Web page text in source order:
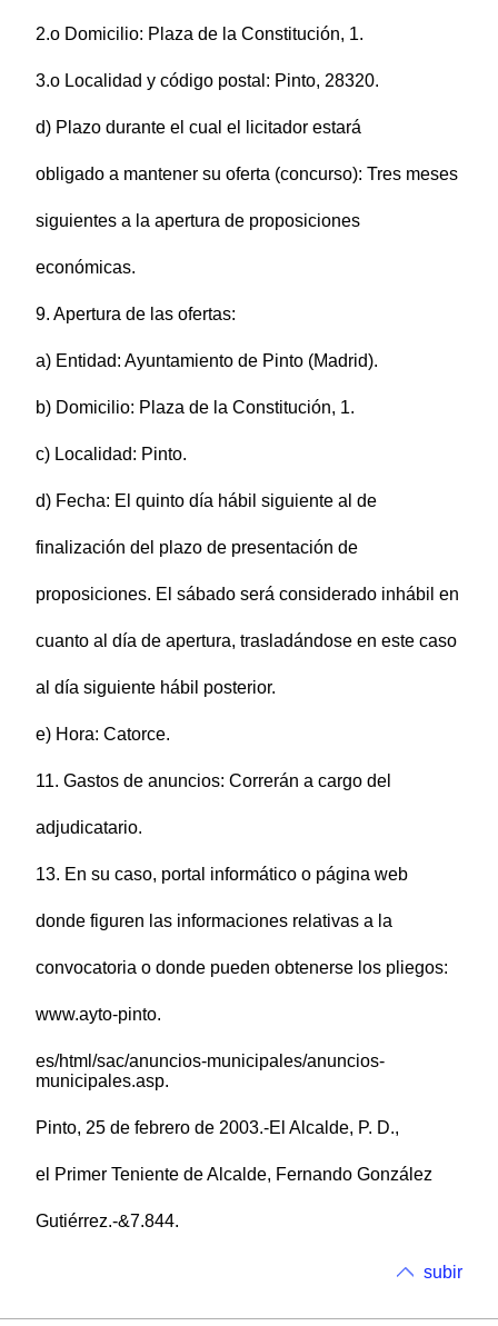
2.o Domicilio: Plaza de la Constitución, 1.
3.o Localidad y código postal: Pinto, 28320.
d) Plazo durante el cual el licitador estará
obligado a mantener su oferta (concurso): Tres meses
siguientes a la apertura de proposiciones
económicas.
9. Apertura de las ofertas:
a) Entidad: Ayuntamiento de Pinto (Madrid).
b) Domicilio: Plaza de la Constitución, 1.
c) Localidad: Pinto.
d) Fecha: El quinto día hábil siguiente al de
finalización del plazo de presentación de
proposiciones. El sábado será considerado inhábil en
cuanto al día de apertura, trasladándose en este caso
al día siguiente hábil posterior.
e) Hora: Catorce.
11. Gastos de anuncios: Correrán a cargo del
adjudicatario.
13. En su caso, portal informático o página web
donde figuren las informaciones relativas a la
convocatoria o donde pueden obtenerse los pliegos:
www.ayto-pinto.
es/html/sac/anuncios-municipales/anuncios-
municipales.asp.
Pinto, 25 de febrero de 2003.-El Alcalde, P. D.,
el Primer Teniente de Alcalde, Fernando González
Gutiérrez.-&7.844.
subir